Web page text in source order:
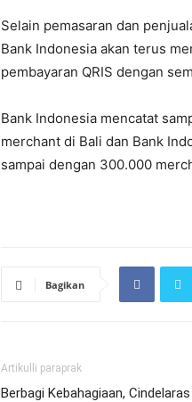
Selain pemasaran dan
Bank Indonesia akan terus
pembayaran QRIS dengan
Bank Indonesia mencatat
merchant di Bali dan Bank
sampai dengan 300.000
Bagikan
Artikulli paraprak
Berbagi Kebahagiaan,